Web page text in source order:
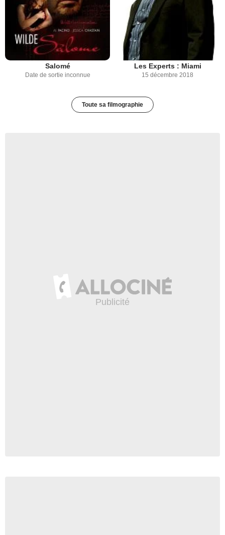
Salomé
Date de sortie inconnue
Les Experts : Miami
15 décembre 2018
Toute sa filmographie